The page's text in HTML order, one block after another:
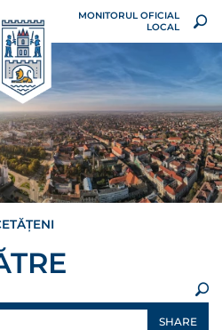
MONITORUL OFICIAL
LOCAL
SHARE